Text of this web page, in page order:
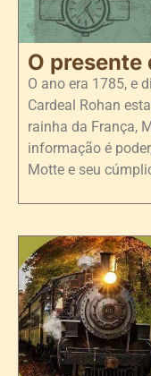
O presente
O ano era 1785, e
Cardeal Rohan
rainha da França,
informação é
Motte e seu